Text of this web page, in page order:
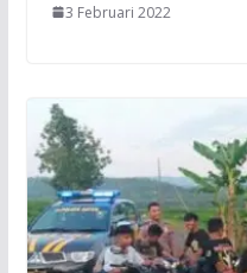
3 Februari 2022